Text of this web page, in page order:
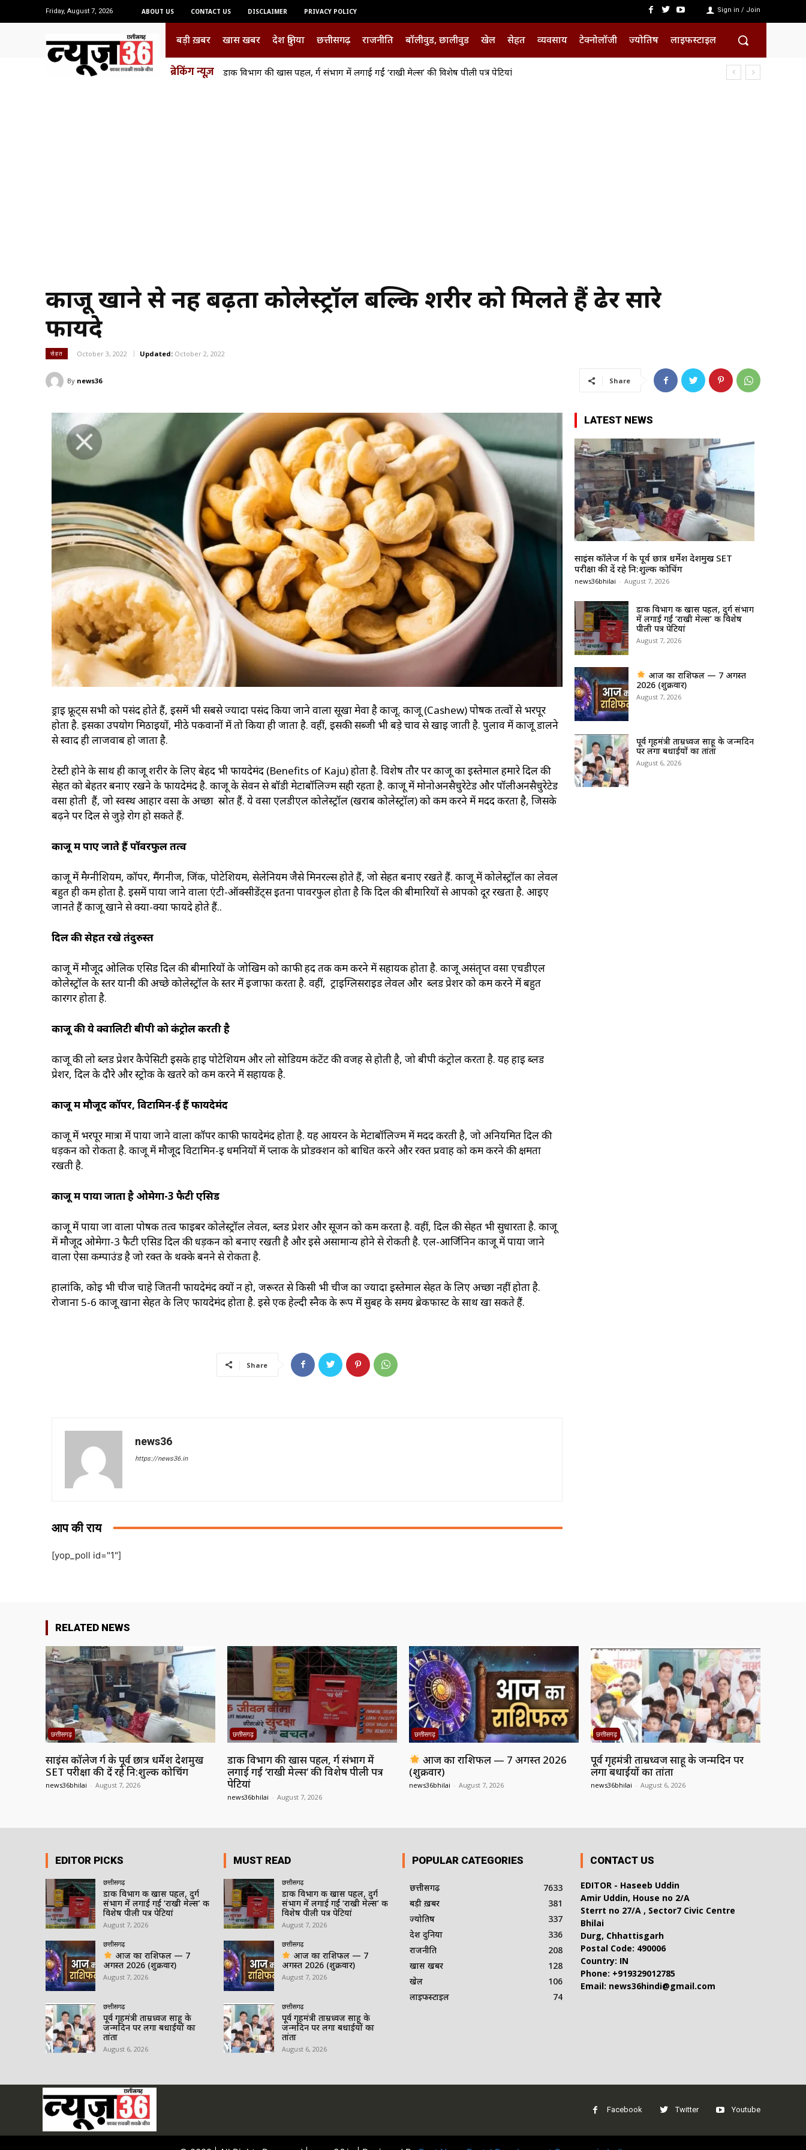
Friday, August 7, 2026 ABOUT US CONTACT US DISCLAIMER PRIVACY POLICY Sign in / Join
बड़ी ख़बर खास खबर देश दुनिया छत्तीसगढ़ राजनीति बॉलीवुड, छालीवुड खेल सेहत व्यवसाय टेक्नोलॉजी ज्योतिष लाइफस्टाइल
ब्रेकिंग न्यूज़ डाक विभाग की खास पहल, दुर्ग संभाग में लगाई गईं ‘राखी मेल्स’ की विशेष पीली पत्र पेटियां
काजू खाने से नहीं बढ़ता कोलेस्ट्रॉल बल्कि शरीर को मिलते हैं ढेर सारे
फायदे
सेहत October 3, 2022 Updated: October 2, 2022
By news36 Share
ड्राई फ्रूट्स सभी को पसंद होते हैं, इसमें भी सबसे ज्यादा पसंद किया जाने वाला सूखा मेवा है काजू. काजू (Cashew) पोषक तत्वों से भरपूर
होता है. इसका उपयोग मिठाइयों, मीठे पकवानों में तो किया ही जाता है. वहीं, इसकी सब्जी भी बड़े चाव से खाई जाती है. पुलाव में काजू डालने
से स्वाद ही लाजवाब हो जाता है.
टेस्टी होने के साथ ही काजू शरीर के लिए बेहद भी फायदेमंद (Benefits of Kaju) होता है. विशेष तौर पर काजू का इस्तेमाल हमारे दिल की
सेहत को बेहतर बनाए रखने के फायदेमंद है. काजू के सेवन से बॉडी मेटाबॉलिज्म सही रहता है. काजू में मोनोअनसैचुरेटेड और पॉलीअनसैचुरेटेड
वसा होती हैं, जो स्वस्थ आहार वसा के अच्छा स्रोत हैं. ये वसा एलडीएल कोलेस्ट्रॉल (खराब कोलेस्ट्रॉल) को कम करने में मदद करता है, जिसके
बढ़ने पर दिल से जुड़े रोग हो सकते हैं.
काजू में पाए जाते हैं पॉवरफुल तत्व
काजू में मैग्नीशियम, कॉपर, मैंगनीज, जिंक, पोटेशियम, सेलेनियम जैसे मिनरल्स होते हैं, जो सेहत बनाए रखते हैं. काजू में कोलेस्ट्रॉल का लेवल
बहुत ही कम होता है. इसमें पाया जाने वाला एंटी-ऑक्सीडेंट्स इतना पावरफुल होता है कि दिल की बीमारियों से आपको दूर रखता है. आइए
जानते हैं काजू खाने से क्या-क्या फायदे होते हैं..
दिल की सेहत रखे तंदुरुस्त
काजू में मौजूद ओलिक एसिड दिल की बीमारियों के जोखिम को काफी हद तक कम करने में सहायक होता है. काजू असंतृप्त वसा एचडीएल
कोलेस्ट्रॉल के स्तर यानी की अच्छे कोलेस्ट्रॉल के स्तर में इजाफा करता है. वहीं, ट्राइग्लिसराइड लेवल और ब्लड प्रेशर को कम करने में बहुत
कारगर होता है.
काजू की ये क्वालिटी बीपी को कंट्रोल करती है
काजू की लो ब्लड प्रेशर कैपेसिटी इसके हाई पोटेशियम और लो सोडियम कंटेंट की वजह से होती है, जो बीपी कंट्रोल करता है. यह हाई ब्लड
प्रेशर, दिल के दौरे और स्ट्रोक के खतरे को कम करने में सहायक है.
काजू में मौजूद कॉपर, विटामिन-ई हैं फायदेमंद
काजू में भरपूर मात्रा में पाया जाने वाला कॉपर काफी फायदेमंद होता है. यह आयरन के मेटाबॉलिज्म में मदद करती है, जो अनियमित दिल की
धड़कन को रोकता है. काजू में मौजूद विटामिन-ई धमनियों में प्लाक के प्रोडक्शन को बाधित करने और रक्त प्रवाह को कम करने की क्षमता
रखती है.
काजू में पाया जाता है ओमेगा-3 फैटी एसिड
काजू में पाया जा वाला पोषक तत्व फाइबर कोलेस्ट्रॉल लेवल, ब्लड प्रेशर और सूजन को कम करता है. वहीं, दिल की सेहत भी सुधारता है. काजू
में मौजूद ओमेगा-3 फैटी एसिड दिल की धड़कन को बनाए रखती है और इसे असामान्य होने से रोकती है. एल-आर्जिनिन काजू में पाया जाने
वाला ऐसा कम्पाउंड है जो रक्त के थक्के बनने से रोकता है.
हालांकि, कोई भी चीज चाहे जितनी फायदेमंद क्यों न हो, जरूरत से किसी भी चीज का ज्यादा इस्तेमाल सेहत के लिए अच्छा नहीं होता है.
रोजाना 5-6 काजू खाना सेहत के लिए फायदेमंद होता है. इसे एक हेल्दी स्नैक के रूप में सुबह के समय ब्रेकफास्ट के साथ खा सकते हैं.
Share
news36
https://news36.in
आप की राय
[yop_poll id="1"]
LATEST NEWS
साइंस कॉलेज दुर्ग के पूर्व छात्र धर्मेश देशमुख SET
परीक्षा की दें रहे नि:शुल्क कोचिंग
news36bhilai - August 7, 2026
डाक विभाग की खास पहल, दुर्ग संभाग
में लगाई गईं ‘राखी मेल्स’ की विशेष
पीली पत्र पेटियां
August 7, 2026
आज का राशिफल — 7 अगस्त
2026 (शुक्रवार)
August 7, 2026
पूर्व गृहमंत्री ताम्रध्वज साहू के जन्मदिन
पर लगा बधाईयों का तांता
August 6, 2026
RELATED NEWS
छत्तीसगढ़
साइंस कॉलेज दुर्ग के पूर्व छात्र धर्मेश देशमुख
SET परीक्षा की दें रहे नि:शुल्क कोचिंग
news36bhilai - August 7, 2026
छत्तीसगढ़
डाक विभाग की खास पहल, दुर्ग संभाग में
लगाई गईं ‘राखी मेल्स’ की विशेष पीली पत्र
पेटियां
news36bhilai - August 7, 2026
छत्तीसगढ़
आज का राशिफल — 7 अगस्त 2026
(शुक्रवार)
news36bhilai - August 7, 2026
छत्तीसगढ़
पूर्व गृहमंत्री ताम्रध्वज साहू के जन्मदिन पर
लगा बधाईयों का तांता
news36bhilai - August 6, 2026
EDITOR PICKS
छत्तीसगढ़
डाक विभाग की खास पहल, दुर्ग
संभाग में लगाई गईं ‘राखी मेल्स’ की
विशेष पीली पत्र पेटियां
August 7, 2026
छत्तीसगढ़
आज का राशिफल — 7
अगस्त 2026 (शुक्रवार)
August 7, 2026
छत्तीसगढ़
पूर्व गृहमंत्री ताम्रध्वज साहू के
जन्मदिन पर लगा बधाईयों का
तांता
August 6, 2026
MUST READ
छत्तीसगढ़
डाक विभाग की खास पहल, दुर्ग
संभाग में लगाई गईं ‘राखी मेल्स’ की
विशेष पीली पत्र पेटियां
August 7, 2026
छत्तीसगढ़
आज का राशिफल — 7
अगस्त 2026 (शुक्रवार)
August 7, 2026
छत्तीसगढ़
पूर्व गृहमंत्री ताम्रध्वज साहू के
जन्मदिन पर लगा बधाईयों का
तांता
August 6, 2026
POPULAR CATEGORIES
छत्तीसगढ़
7633
बड़ी ख़बर
381
ज्योतिष
337
देश दुनिया
336
राजनीति
208
खास खबर
128
खेल
106
लाइफस्टाइल
74
CONTACT US
EDITOR - Haseeb Uddin
Amir Uddin, House no 2/A
Sterrt no 27/A , Sector7 Civic Centre
Bhilai
Durg, Chhattisgarh
Postal Code: 490006
Country: IN
Phone: +919329012785
Email: news36hindi@gmail.com
Facebook Twitter Youtube